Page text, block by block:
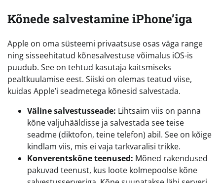
Kõnede salvestamine iPhone’iga
Apple on oma süsteemi privaatsuse osas väga range
ning sisseehitatud kõnesalvestuse võimalus iOS-is
puudub. See on tehtud kasutaja kaitsmiseks
pealtkuulamise eest. Siiski on olemas teatud viise,
kuidas Apple’i seadmetega kõnesid salvestada.
Väline salvestusseade: Lihtsaim viis on panna
kõne valjuhääldisse ja salvestada see teise
seadme (diktofon, teine telefon) abil. See on kõige
kindlam viis, mis ei vaja tarkvaralisi trikke.
Konverentskõne teenused: Mõned rakendused
pakuvad teenust, kus loote kolmepoolse kõne